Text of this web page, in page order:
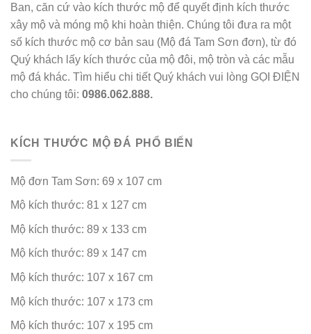
Ban, căn cứ vào kích thước mộ để quyết định kích thước
xây mộ và móng mộ khi hoàn thiện. Chúng tôi đưa ra một
số kích thước mộ cơ bản sau (Mộ đá Tam Sơn đơn), từ đó
Quý khách lấy kích thước của mộ đôi, mộ tròn và các mẫu
mộ đá khác. Tìm hiểu chi tiết Quý khách vui lòng GỌI ĐIỆN
cho chúng tôi: 0986.062.888.
KÍCH THƯỚC MỘ ĐÁ PHỔ BIẾN
Mộ đơn Tam Sơn: 69 x 107 cm
Mộ kích thước: 81 x 127 cm
Mộ kích thước: 89 x 133 cm
Mộ kích thước: 89 x 147 cm
Mộ kích thước: 107 x 167 cm
Mộ kích thước: 107 x 173 cm
Mộ kích thước: 107 x 195 cm